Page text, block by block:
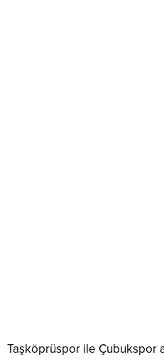
Taşköprüspor ile Çubukspor